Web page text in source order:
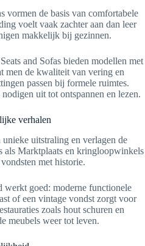
vormen de basis van comfortabele
voelt vaak zachter aan dan leer
makkelijk bij gezinnen.
and Sofas bieden modellen met
men de kwaliteit van vering en
passen bij formele ruimtes.
uit tot ontspannen en lezen.
verhalen
unieke uitstraling en verlagen de
als Marktplaats en kringloopwinkels
met historie.
werkt goed: moderne functionele
of een vintage vondst zorgt voor
zoals hout schuren en
meubels weer tot leven.